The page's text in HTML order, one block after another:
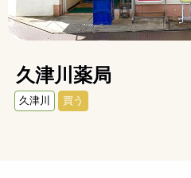
久津川薬局
久津川 買う